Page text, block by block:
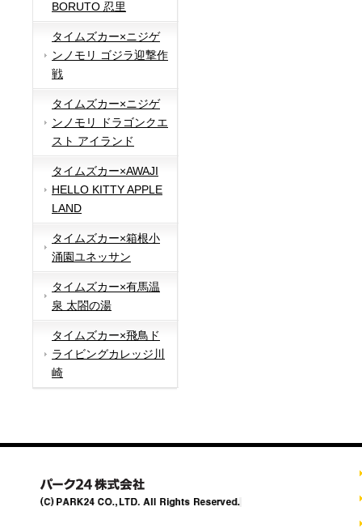
BORUTO 忍里
タイムズカー×ニジゲ
ンノモリ ゴジラ迎撃作
戦
タイムズカー×ニジゲ
ンノモリ ドラゴンクエ
スト アイランド
タイムズカー×AWAJI
HELLO KITTY APPLE
LAND
タイムズカー×箱根小
涌園ユネッサン
タイムズカー×有馬温
泉 太閤の湯
タイムズカー×飛鳥ド
ライビングカレッジ川
崎